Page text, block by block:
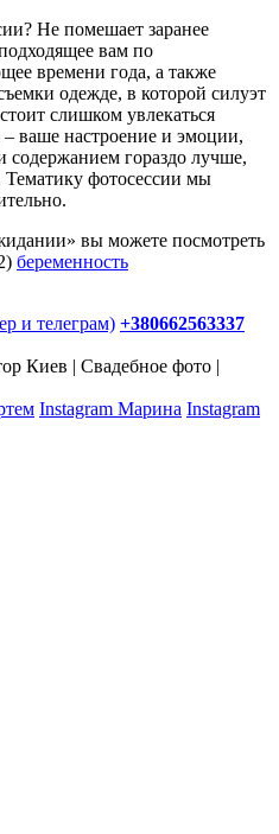
Не помешает заранее
вам по
времени года, а также
одежде, в которой силуэт
слишком увлекаться
– ваше настроение и эмоции,
содержанием гораздо лучше,
Тематику фотосессии мы
вы можете посмотреть
беременность
и телеграм) +380662563337
Киев | Свадебное фото |
Instagram Марина Instagram